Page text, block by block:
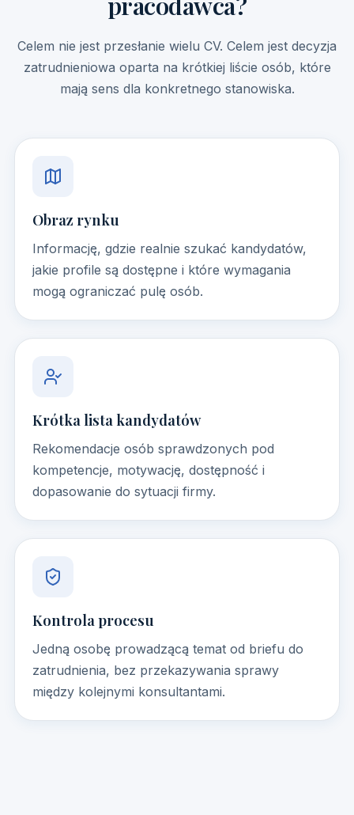
Celem nie jest przesłanie wielu CV. Celem jest decyzja
zatrudnieniowa oparta na krótkiej liście osób, które
mają sens dla konkretnego stanowiska.
Obraz rynku
Informację, gdzie realnie szukać kandydatów,
jakie profile są dostępne i które wymagania
mogą ograniczać pulę osób.
Krótka lista kandydatów
Rekomendacje osób sprawdzonych pod
kompetencje, motywację, dostępność i
dopasowanie do sytuacji firmy.
Kontrola procesu
Jedną osobę prowadzącą temat od briefu do
zatrudnienia, bez przekazywania sprawy
między kolejnymi konsultantami.